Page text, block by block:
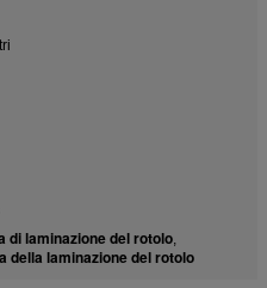
di laminazione del rotolo,
della laminazione del rotolo